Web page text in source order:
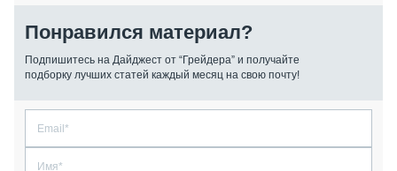
Понравился материал?
Подпишитесь на Дайджест от “Грейдера” и получайте
подборку лучших статей каждый месяц на свою почту!